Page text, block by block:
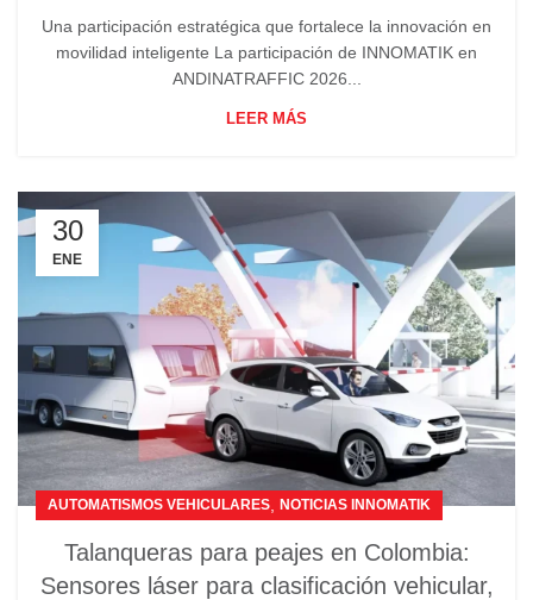
Una participación estratégica que fortalece la innovación en
movilidad inteligente La participación de INNOMATIK en
ANDINATRAFFIC 2026...
LEER MÁS
30
ENE
AUTOMATISMOS VEHICULARES NOTICIAS INNOMATIK
Talanqueras para peajes en Colombia:
Sensores láser para clasificación vehicular,